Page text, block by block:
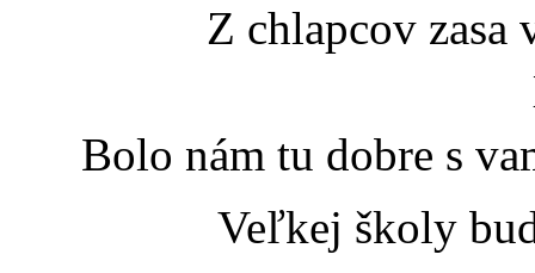
Z chlapcov zasa
Bolo nám tu dobre s
Veľkej školy budem